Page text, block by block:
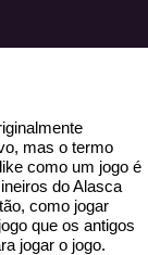
mas o termo
como um jogo é
do Alasca
como jogar
que os antigos
jogar o jogo.